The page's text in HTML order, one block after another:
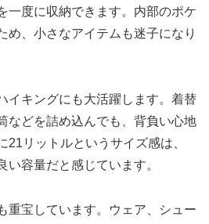
一度に収納できます。内部のポケ
め、小さなアイテムも迷子になり
イキングにも大活躍します。着替
などを詰め込んでも、背負い心地
21リットルというサイズ感は、
い容量だと感じています。
重宝しています。ウェア、シュー